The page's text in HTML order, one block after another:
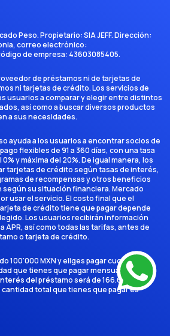
Peso. Propietario:SIA JEFF. Dirección:
, correo electrónico:
de empresa: 43603085405.
de préstamos ni de tarjetas de
ni tarjetas de crédito. Los servicios de
usuarios a comparar y elegir entre distintos
así como a buscar diversos productos
a sus necesidades.
ayuda a los usuarios a encontrar socios de
flexibles de 91 a 360 días, con una tasa
y máxima del 20%. De igual manera, los
tarjetas de crédito según tasas de interés,
de recompensas y otros beneficios
según su situación financiera. Mercado
usar el servicio. El costo final que el
de crédito tiene que pagar depende
Los usuarios recibirán información
APR, así como todas las tarifas, antes de
o tarjeta de crédito.
100'000 MXN y eliges pagar cuotas en 6
que tienes que pagar mensualmente es
del préstamo será de 166.666,7
cantidad total que tienes que pagar es